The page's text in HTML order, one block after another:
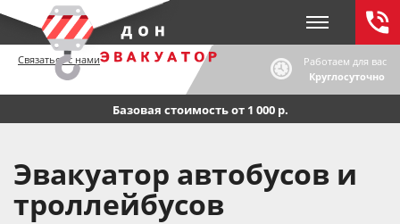
Связаться с нами
Работаем для вас
Круглосуточно
Базовая стоимость от 1 000 р.
Эвакуатор автобусов и
троллейбусов